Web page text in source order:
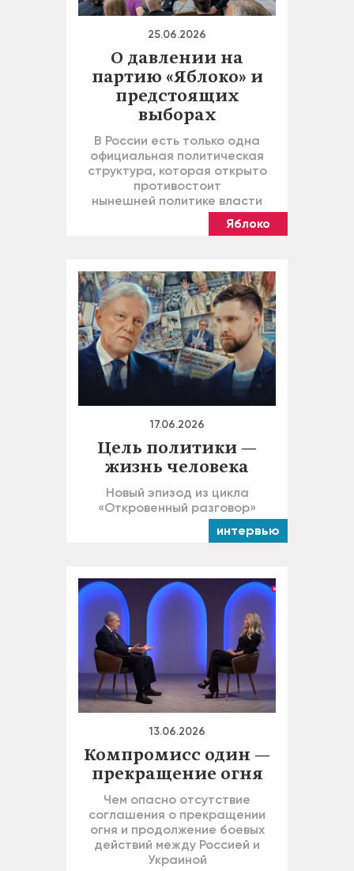
25.06.2026
О давлении на
партию «Яблоко» и
предстоящих
выборах
В России есть только одна
официальная политическая
структура, которая открыто
противостоит
нынешней политике власти
Яблоко
17.06.2026
Цель политики —
жизнь человека
Новый эпизод из цикла
«Откровенный разговор»
интервью
13.06.2026
Компромисс один —
прекращение огня
Чем опасно отсутствие
соглашения о прекращении
огня и продолжение боевых
действий между Россией и
Украиной